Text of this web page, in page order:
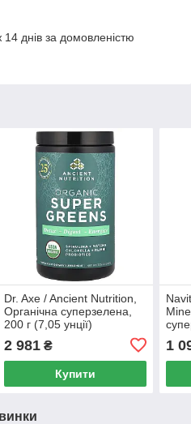
днів за домовленістю
Dr. Axe / Ancient Nutrition,
Органічна суперзелена,
200 г (7,05 унції)
2 981₴
Купити
1